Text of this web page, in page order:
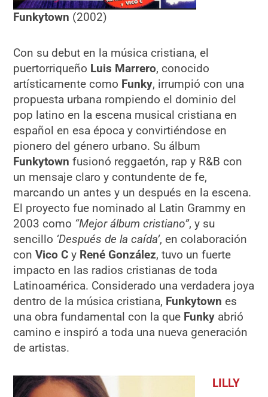
Funkytown (2002)
Con su debut en la música cristiana, el
puertorriqueño Luis Marrero, conocido
artísticamente como Funky, irrumpió con una
propuesta urbana rompiendo el dominio del
pop latino en la escena musical cristiana en
español en esa época y convirtiéndose en
pionero del género urbano. Su álbum
Funkytown fusionó reggaetón, rap y R&B con
un mensaje claro y contundente de fe,
marcando un antes y un después en la escena.
El proyecto fue nominado al Latin Grammy en
2003 como “Mejor álbum cristiano”, y su
sencillo ‘Después de la caída’, en colaboración
conVico C y René González, tuvo un fuerte
impacto en las radios cristianas de toda
Latinoamérica. Considerado una verdadera joya
dentro de la música cristiana, Funkytown es
una obra fundamental con la que Funky abrió
camino e inspiró a toda una nueva generación
de artistas.
LILLY